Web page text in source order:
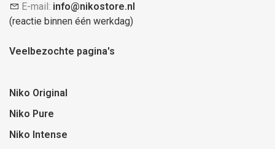
E-mail: info@nikostore.nl
(reactie binnen één werkdag)
Veelbezochte pagina's
Niko Original
Niko Pure
Niko Intense